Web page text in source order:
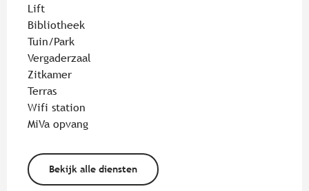
Lift
Bibliotheek
Tuin/Park
Vergaderzaal
Zitkamer
Terras
Wifi station
MiVa opvang
Bekijk alle diensten